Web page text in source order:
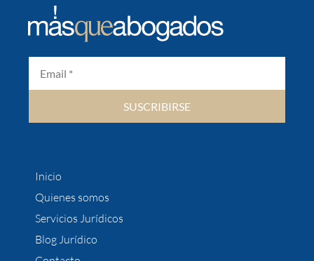
SUSCRIBIRSE
Inicio
Quienes somos
Servicios Jurídicos
Blog Jurídico